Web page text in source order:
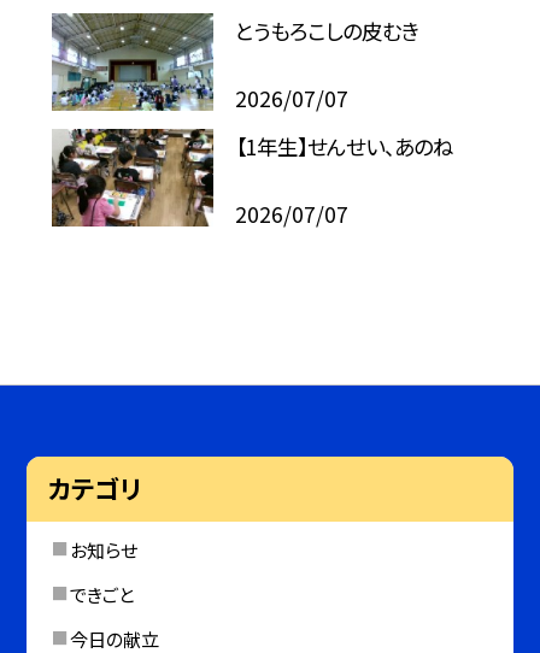
とうもろこしの皮むき
2026/07/07
【1年生】せんせい、あのね
2026/07/07
カテゴリ
お知らせ
できごと
今日の献立